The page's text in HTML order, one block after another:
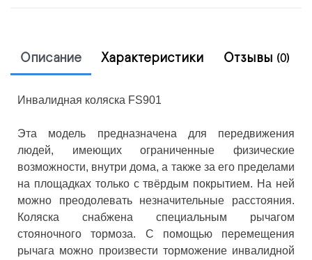
Описание Характеристики Отзывы (0)
Инвалидная коляска FS901
Эта модель предназначена для передвижения
людей, имеющих ограниченные физические
возможности, внутри дома, а также за его пределами
на площадках только с твёрдым покрытием. На ней
можно преодолевать незначительные расстояния.
Коляска снабжена специальным рычагом
стояночного тормоза. С помощью перемещения
рычага можно произвести торможение инвалидной